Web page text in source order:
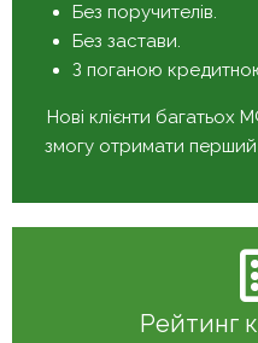
Без поручителів.
Без застави.
З поганою
Нові клієнти
змогу отримати перший
Рейтинг